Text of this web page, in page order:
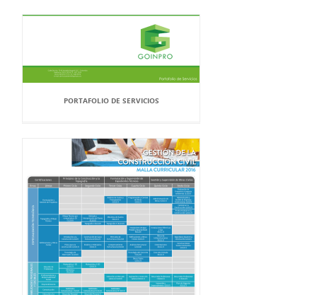
PORTAFOLIO DE SERVICIOS